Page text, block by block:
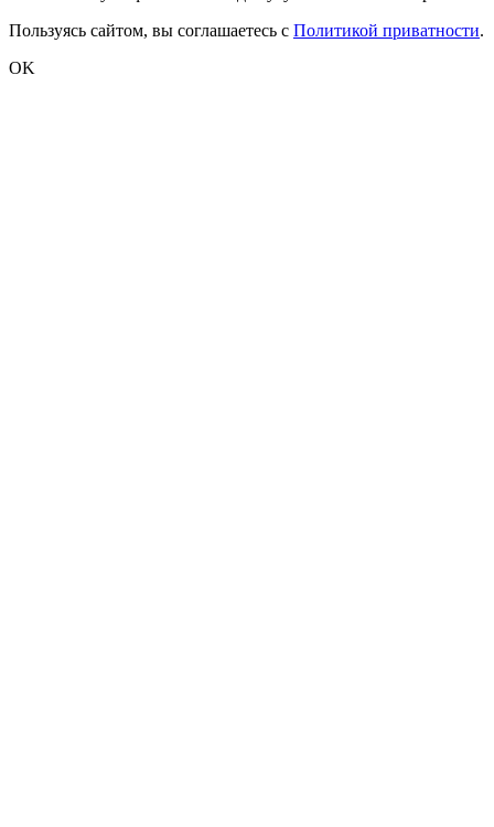
Пользуясь сайтом, вы соглашаетесь с Политикой приватности.
OK